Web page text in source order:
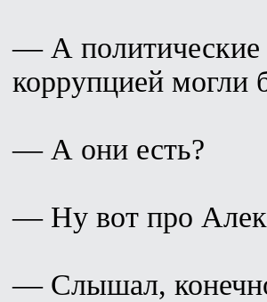
— А политические
коррупцией могли
— А они есть?
— Ну вот про
— Слышал,